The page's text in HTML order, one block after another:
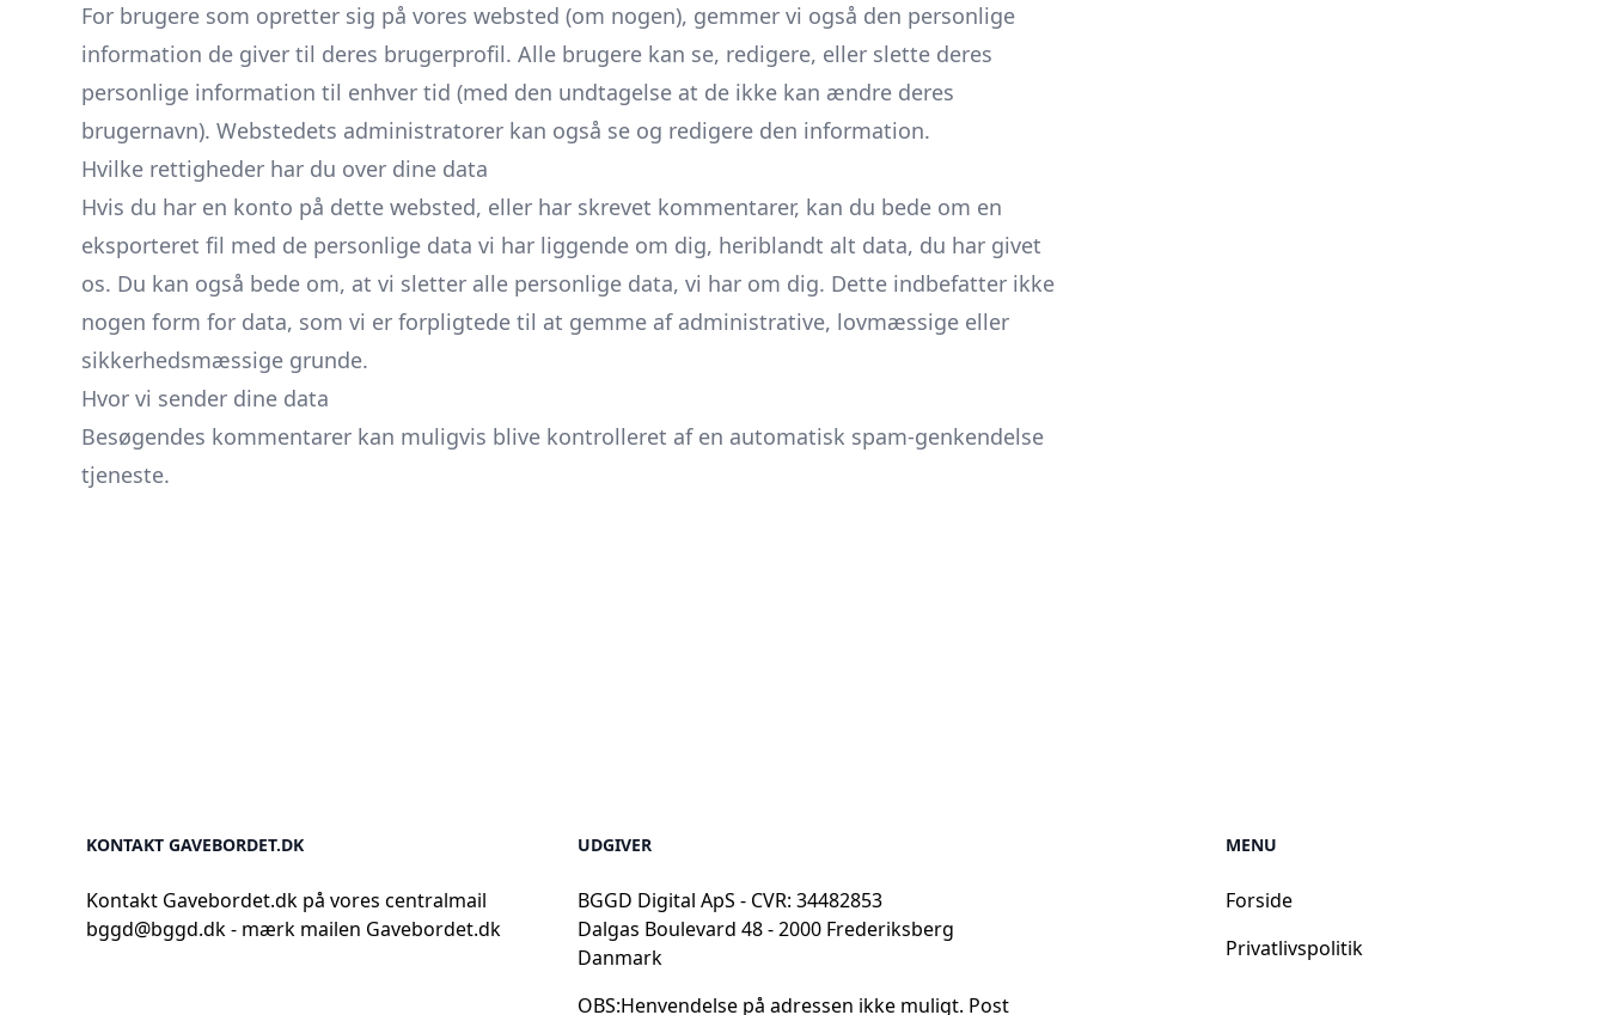
For brugere som opretter sig på vores websted (om nogen), gemmer vi også den personlige
information de giver til deres brugerprofil. Alle brugere kan se, redigere, eller slette deres
personlige information til enhver tid (med den undtagelse at de ikke kan ændre deres
brugernavn). Webstedets administratorer kan også se og redigere den information.
Hvilke rettigheder har du over dine data
Hvis du har en konto på dette websted, eller har skrevet kommentarer, kan du bede om en
eksporteret fil med de personlige data vi har liggende om dig, heriblandt alt data, du har givet
os. Du kan også bede om, at vi sletter alle personlige data, vi har om dig. Dette indbefatter ikke
nogen form for data, som vi er forpligtede til at gemme af administrative, lovmæssige eller
sikkerhedsmæssige grunde.
Hvor vi sender dine data
Besøgendes kommentarer kan muligvis blive kontrolleret af en automatisk spam-genkendelse
tjeneste.
KONTAKT GAVEBORDET.DK
Kontakt Gavebordet.dk på vores centralmail
bggd@bggd.dk- mærk mailen Gavebordet.dk
UDGIVER
BGGD Digital ApS - CVR: 34482853
Dalgas Boulevard 48 - 2000 Frederiksberg
Danmark
OBS:Henvendelse på adressen ikke muligt. Post
MENU
Forside
Privatlivspolitik